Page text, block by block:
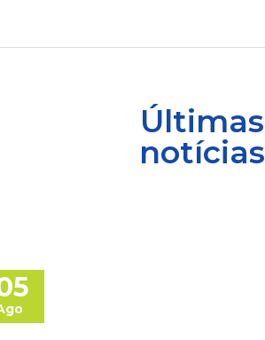
Últimas
notícias